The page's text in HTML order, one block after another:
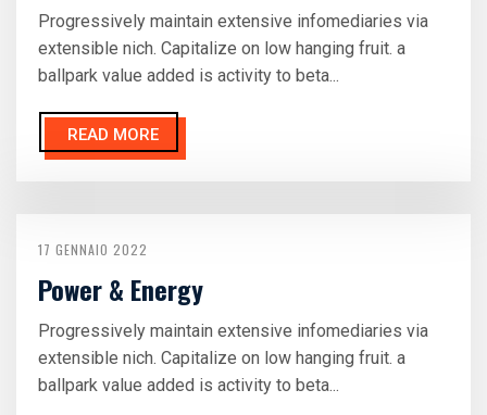
Progressively maintain extensive infomediaries via
extensible nich. Capitalize on low hanging fruit. a
ballpark value added is activity to beta...
READ MORE
17 GENNAIO 2022
Power & Energy
Progressively maintain extensive infomediaries via
extensible nich. Capitalize on low hanging fruit. a
ballpark value added is activity to beta...